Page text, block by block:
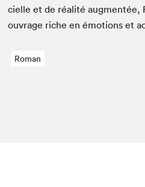
cielle et de réal­ité aug­men­tée,
ouvrage riche en émo­tions et
Roman